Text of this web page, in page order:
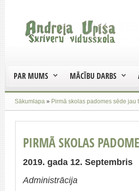
PAR MUMS MĀCĪBU DARBS
Sākumlapa » Pirmā skolas padomes sēde jau
PIRMĀ SKOLAS
2019. gada 12. Septembris
Administrācija